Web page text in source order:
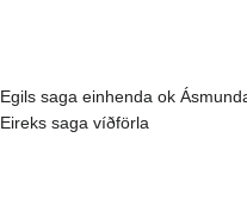
Egils saga einhenda ok
Eireks saga víðförla